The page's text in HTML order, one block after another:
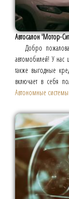
Автосалон 'Мотор-
Добро
автомобилей! У
также выгодные
включает в себя
Автономные